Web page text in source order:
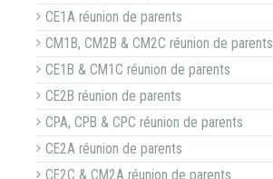
CE1A réunion de parents
CM1B, CM2B & CM2C réunion de parents
CE1B & CM1C réunion de parents
CE2B réunion de parents
CPA, CPB & CPC réunion de parents
CE2A réunion de parents
CE2C & CM2A réunion de parents